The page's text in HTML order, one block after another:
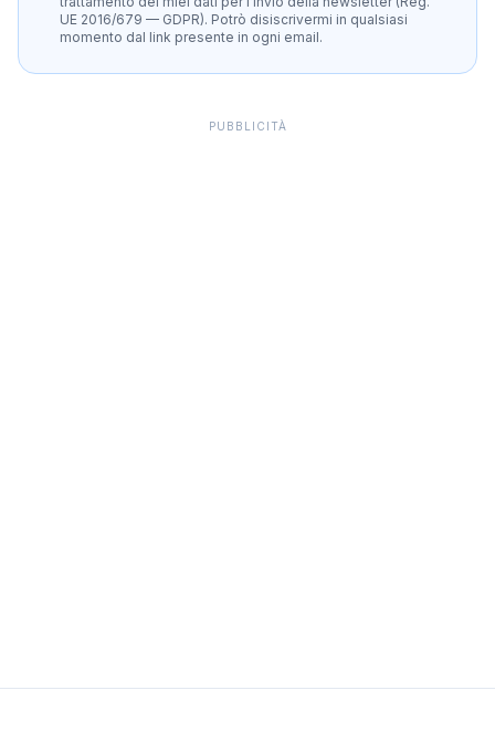
UE 2016/679 — GDPR). Potrò disiscrivermi in qualsiasi
momento dal link presente in ogni email.
PUBBLICITÀ